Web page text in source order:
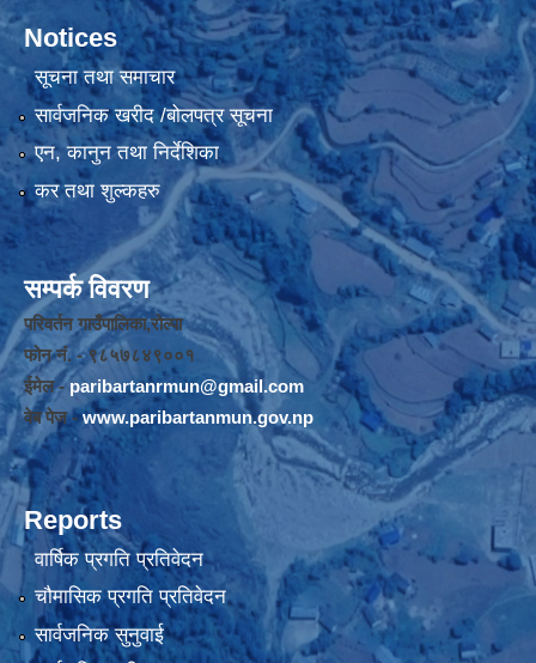
Notices
सूचना तथा समाचार
सार्वजनिक खरीद /बोलपत्र सूचना
एन, कानुन तथा निर्देशिका
कर तथा शुल्कहरु
सम्पर्क विवरण
परिवर्तन गाउँपालिका,रोल्पा
फोन नंं. - ९८५७८४९००१
ईमेल -paribartanrmun@gmail.com
वेब पेज -www.paribartanmun.gov.np
Reports
वार्षिक प्रगति प्रतिवेदन
चौमासिक प्रगति प्रतिवेदन
सार्वजनिक सुनुवाई